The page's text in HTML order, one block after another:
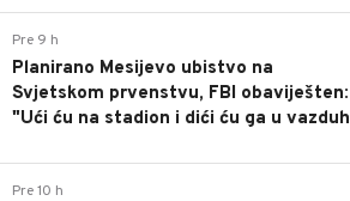
Pre 9 h
Planirano Mesijevo ubistvo na
Svjetskom prvenstvu, FBI obaviješten:
"Ući ću na stadion i dići ću ga u
Pre 10 h